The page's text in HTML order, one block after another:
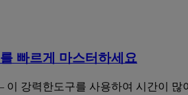
빠르게 마스터하세요
이 강력한도구를 사용하여 시간이